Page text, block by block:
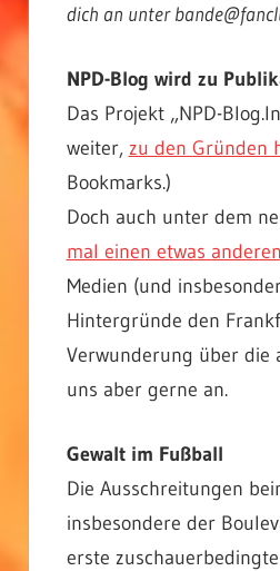
dich an unter
NPD-Blog wird zu
Das Projekt „NPD-
weiter, zu den Gründen
Bookmarks.)
Doch auch unter dem
mal einen etwas
Medien (und
Hintergründe den
Verwunderung über die
uns aber gerne an.
Gewalt im Fußball
Die Ausschreitungen
insbesondere der
erste